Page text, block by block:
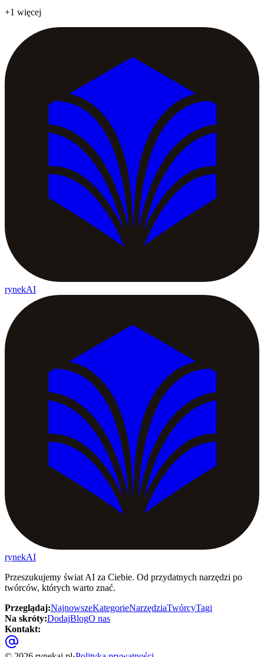
+1 więcej
rynekAI
rynekAI
Przeszukujemy świat AI za Ciebie. Od przydatnych narzędzi po
twórców, których warto znać.
Przeglądaj:NajnowszeKategorieNarzędziaTwórcyTagi
Na skróty:DodajBlogO nas
Kontakt: